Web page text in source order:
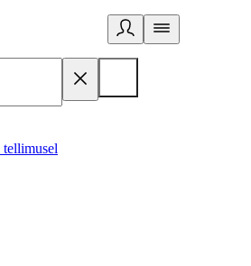
tellimusel